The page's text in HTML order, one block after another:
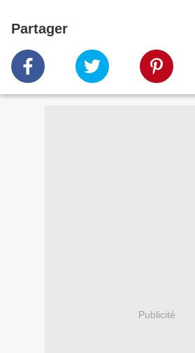
Partager
Publicité